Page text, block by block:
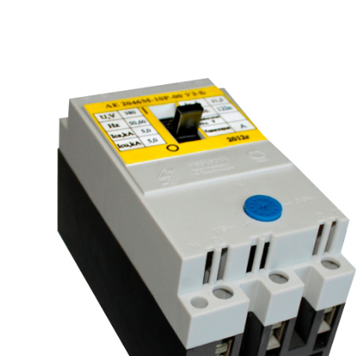
(Филиал
15.02.2022
Электро выиграла тендер на
поставку деревянных опор ЛЭП
складского оперативного
Татьяна (Branch of «Saren B.
V.» PLLC)
Выражаю благодарность
оперативную обработку нашего
Выставили коммерческое
хорошей цене в течение двух
малого сотня товарных